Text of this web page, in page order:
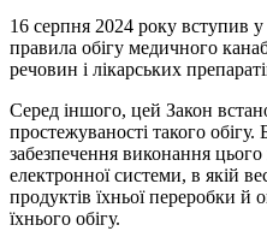
16 серпня 2024 року вступив
правила обігу медичного
речовин і лікарських
Серед іншого, цей Закон
простежуваності такого
забезпечення виконання
електронної системи, в якій
продуктів їхньої переробки й
їхнього обігу.